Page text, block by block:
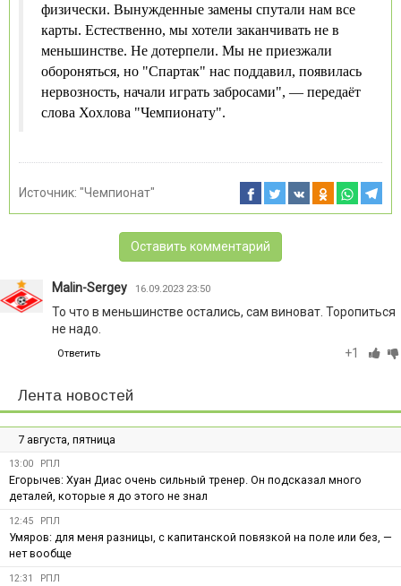
физически. Вынужденные замены спутали нам все
карты. Естественно, мы хотели заканчивать не в
меньшинстве. Не дотерпели. Мы не приезжали
обороняться, но "Спартак" нас поддавил, появилась
нервозность, начали играть забросами", — передаёт
слова Хохлова "Чемпионату".
Источник: "Чемпионат"
Оставить комментарий
Malin-Sergey 16.09.2023 23:50
То что в меньшинстве остались, сам виноват. Торопиться
не надо.
Ответить +1
Лента новостей
7 августа, пятница
13:00 РПЛ
Егорычев: Хуан Диас очень сильный тренер. Он подсказал много
деталей, которые я до этого не знал
12:45 РПЛ
Умяров: для меня разницы, с капитанской повязкой на поле или без, —
нет вообще
12:31 РПЛ